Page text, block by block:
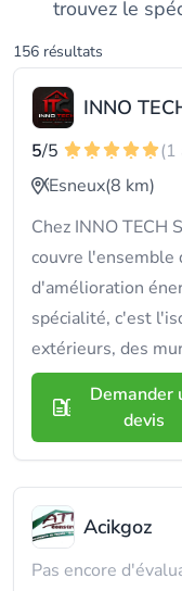
trouvez le
156 résultats
INNO
5/5
(1
Esneux(8 km)
Chez INNO TECH
couvre l'ensemble
d'amélioration
spécialité, c'est
extérieurs, des
Demander
devis
Acikgoz
Pas encore